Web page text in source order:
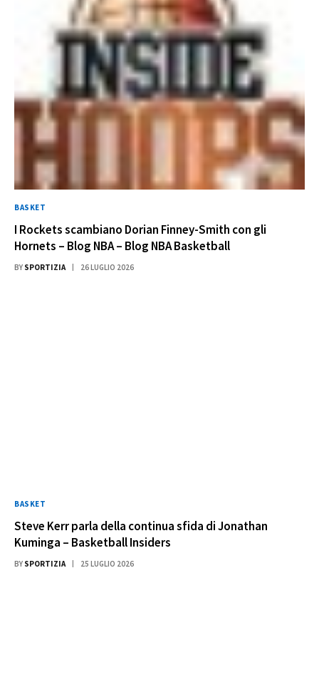
BASKET
I Rockets scambiano Dorian Finney-Smith con gli
Hornets – Blog NBA – Blog NBA Basketball
BY SPORTIZIA 26 LUGLIO 2026
BASKET
Steve Kerr parla della continua sfida di Jonathan
Kuminga – Basketball Insiders
BY SPORTIZIA 25 LUGLIO 2026